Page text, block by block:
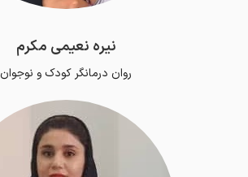
نیره نعیمی مکرم
روان درمانگر کودک و نوجوان